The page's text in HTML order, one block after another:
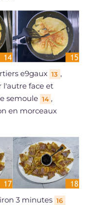
e9gaux 13 ,
l'autre face et
semoule 14 ,
en morceaux
3 minutes 16